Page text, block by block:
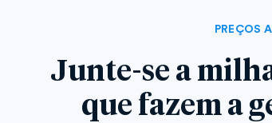
PREÇOS
Junte-se a
que fazem a